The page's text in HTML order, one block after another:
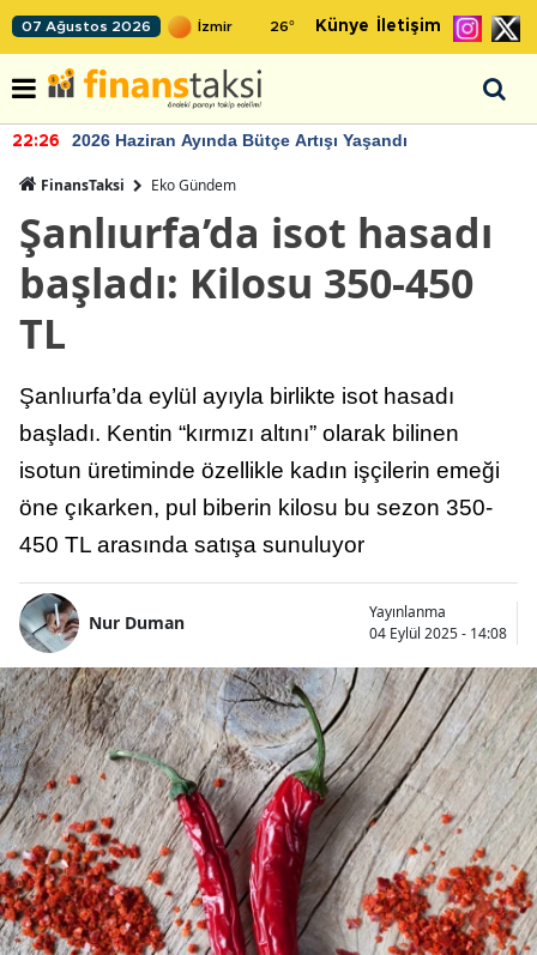
07 Ağustos 2026 26° Künye İletişim
22:26 2026 Haziran Ayında Bütçe Artışı Yaşandı
FinansTaksi Eko Gündem
Şanlıurfa’da isot hasadı
başladı: Kilosu 350-450
TL
Şanlıurfa’da eylül ayıyla birlikte isot hasadı
başladı. Kentin “kırmızı altını” olarak bilinen
isotun üretiminde özellikle kadın işçilerin emeği
öne çıkarken, pul biberin kilosu bu sezon 350-
450 TL arasında satışa sunuluyor
Nur Duman
Yayınlanma
04 Eylül 2025 - 14:08